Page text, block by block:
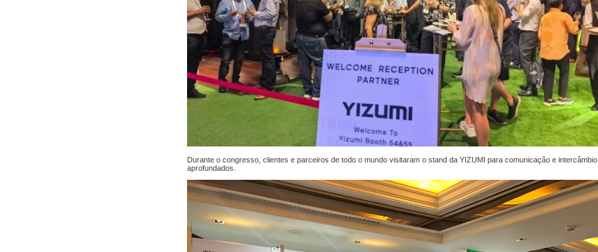
Durante o congresso, clientes e parceiros de todo o mundo visitaram o stand da YIZUMI para comunicação e intercâmbio
aprofundados.